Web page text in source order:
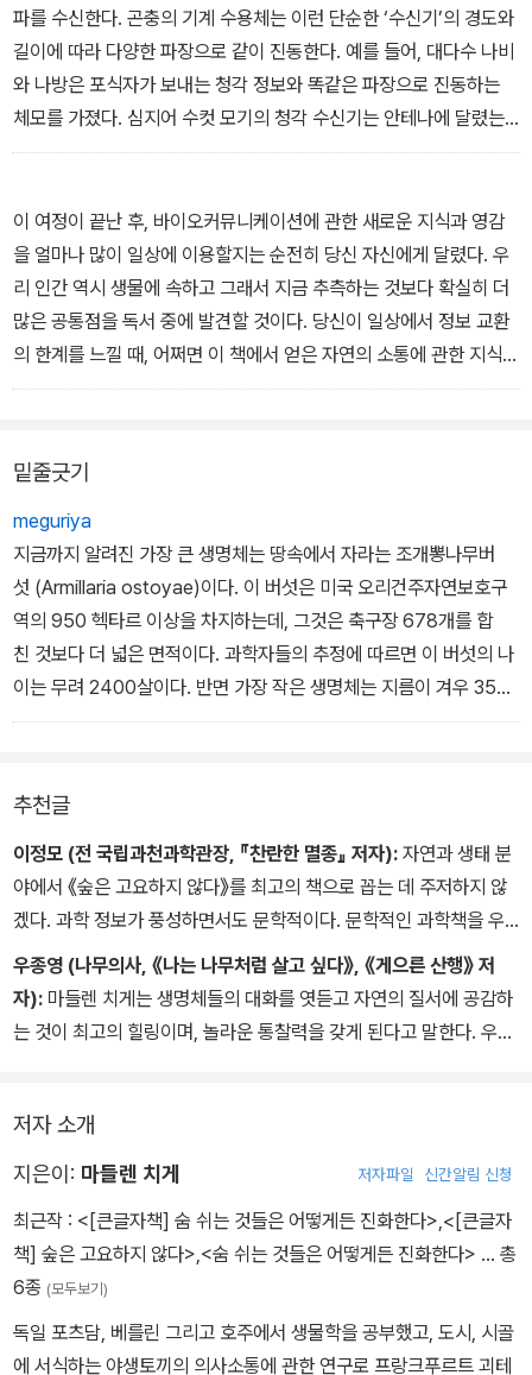
상적인 예시이다. 자연은 불필요한 것을 애초에 생산하지 않거나 상
황에 맞게 축소한다. 의사소통에 ‘가시광선’ 채널을 어차피 사용할 수
없다면, 굳이 눈을 만드는 데 시간과 에너지를 투자할 이유가 없지 않
겠나? 집에 전화선이 없다면, 비싼 전화기가 무슨 소용이겠는가?
- <생명은 수신중>에서
파를 수신한다. 곤충의 기계 수용체는 이런 단순한 ‘수신기’의 경도와
길이에 따라 다양한 파장으로 같이 진동한다. 예를 들어, 대다수 나비
와 나방은 포식자가 보내는 청각 정보와 똑같은 파장으로 진동하는
체모를 가졌다. 심지어 수컷 모기의 청각 수신기는 안테나에 달렸는
데, 이것은 오로지 암컷의 비행으로 생긴 진동에만 반응한다!
이만큼 뛰어나다. 이른바 ‘고막기관’이 그들의 앞다리에 있기 때문이
다. 이 고막기관은 막으로 덮인 일종의 공기주머니인데, 이 막은 우리
의 고막과 같은 기능을 하고 외부매체의 압력 변화에 공명한다.
- <생명은 수신중>에서
이 여정이 끝난 후, 바이오커뮤니케이션에 관한 새로운 지식과 영감
을 얼마나 많이 일상에 이용할지는 순전히 당신 자신에게 달렸다. 우
리 인간 역시 생물에 속하고 그래서 지금 추측하는 것보다 확실히 더
많은 공통점을 독서 중에 발견할 것이다. 당신이 일상에서 정보 교환
의 한계를 느낄 때, 어쩌면 이 책에서 얻은 자연의 소통에 관한 지식이
도움이 될 것이다.
밑줄긋기
meguriya
지금까지 알려진 가장 큰 생명체는 땅속에서 자라는 조개뽕나무버
섯 (Armillaria ostoyae)이다. 이 버섯은 미국 오리건주자연보호구
역의 950 헥타르 이상을 차지하는데, 그것은 축구장 678개를 합
친 것보다 더 넓은 면적이다. 과학자들의 추정에 따르면 이 버섯의 나
이는 무려 2400살이다. 반면 가장 작은 생명체는 지름이 겨우 350
~500나노미터인 나노아케움 이퀴탄스(Nanoarchaeum equitan
추천글
이정모 (전 국립과천과학관장, 『찬란한 멸종』 저자): 자연과 생태 분
야에서 《숲은 고요하지 않다》를 최고의 책으로 꼽는 데 주저하지 않
겠다. 과학 정보가 풍성하면서도 문학적이다. 문학적인 과학책을 우
리말로 옮기는 게 결코 쉽지 않은 일이지만 번역마저 아름답고 정확
하다. 판타 레이!
우종영 (나무의사, 《나는 나무처럼 살고 싶다》, 《게으른 산행》 저
자): 마들렌 치게는 생명체들의 대화를 엿듣고 자연의 질서에 공감하
는 것이 최고의 힐링이며, 놀라운 통찰력을 갖게 된다고 말한다. 우리
저자 소개
지은이: 마들렌 치게 저자파일 신간알림 신청
최근작 : <[큰글자책] 숨 쉬는 것들은 어떻게든 진화한다> <[큰글자
책] 숲은 고요하지 않다> <숨 쉬는 것들은 어떻게든 진화한다> … 총
6종 (모두보기)
독일 포츠담, 베를린 그리고 호주에서 생물학을 공부했고, 도시, 시골
에 서식하는 야생토끼의 의사소통에 관한 연구로 프랑크푸르트 괴테